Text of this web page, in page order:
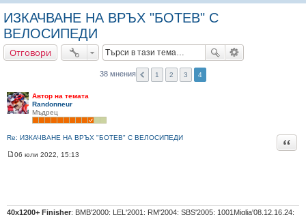
ИЗКАЧВАНЕ НА ВРЪХ "БОТЕВ" С
ВЕЛОСИПЕДИ
Отговори
38 мнения 1 2 3 4
Автор на темата
Randonneur
Мъдрец
Re: ИЗКАЧВАНЕ НА ВРЪХ "БОТЕВ" С ВЕЛОСИПЕДИ
06 юли 2022, 15:13
40х1200+ Finisher: BMB'2000; LEL'2001; RM'2004; SBS'2005; 1001Miglia'08,12,16,24;